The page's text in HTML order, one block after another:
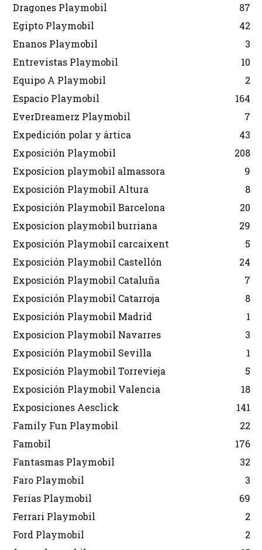
Dragones Playmobil
87
Egipto Playmobil
42
Enanos Playmobil
3
Entrevistas Playmobil
10
Equipo A Playmobil
2
Espacio Playmobil
164
EverDreamerz Playmobil
7
Expedición polar y ártica
43
Exposición Playmobil
208
Exposicion playmobil almassora
9
Exposición Playmobil Altura
8
Exposición Playmobil Barcelona
20
Exposicion playmobil burriana
29
Exposición Playmobil carcaixent
5
Exposición Playmobil Castellón
24
Exposición Playmobil Cataluña
7
Exposición Playmobil Catarroja
8
Exposición Playmobil Madrid
1
Exposicion Playmobil Navarres
3
Exposición Playmobil Sevilla
1
Exposición Playmobil Torrevieja
5
Exposición Playmobil Valencia
18
Exposiciones Aesclick
141
Family Fun Playmobil
22
Famobil
176
Fantasmas Playmobil
32
Faro Playmobil
3
Ferias Playmobil
69
Ferrari Playmobil
2
Ford Playmobil
2